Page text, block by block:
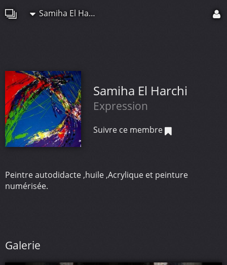
Samiha El Harchi
Samiha El Harchi
Expression
Suivre ce membre
Peintre autodidacte ,huile ,Acrylique et peinture
numérisée.
Galerie